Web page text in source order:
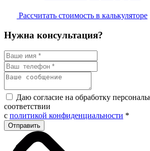
Рассчитать стоимость в калькуляторе
Нужна консультация?
Даю согласие на обработку
соответствии
с политикой конфиденциальности *